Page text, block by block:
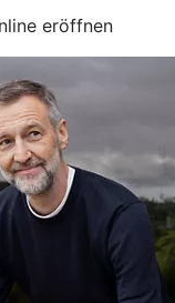
eröffnen